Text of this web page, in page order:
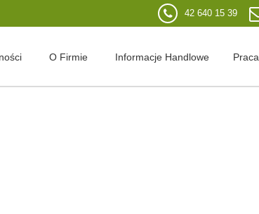
42 640 15 39
O Firmie Informacje Handlowe Praca